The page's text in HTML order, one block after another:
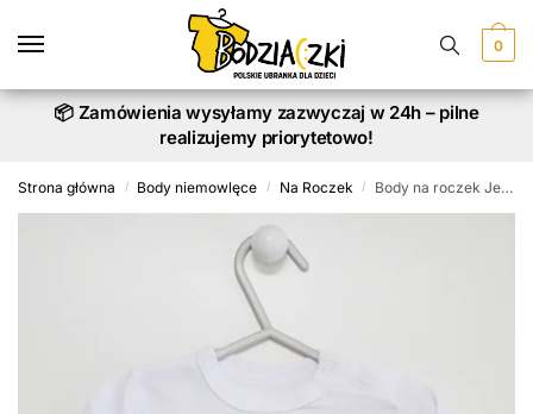
0
📦 Zamówienia wysyłamy zazwyczaj w 24h – pilne
realizujemy priorytetowo!
Strona główna / Body niemowlęce / Na Roczek / Body na roczek Jedynka z Koroną Nadruk Złoty